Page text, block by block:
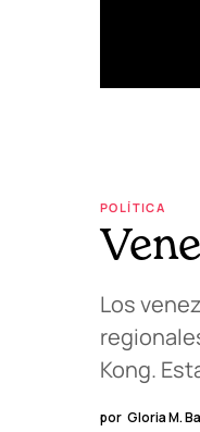
POLÍTICA
Los
Kong.
por Gloria M.